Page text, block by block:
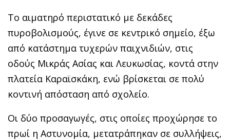
Το αιματηρό περιστατικό με δεκάδες
πυροβολισμούς, έγινε σε κεντρικό σημείο, έξω
από κατάστημα τυχερών παιχνιδιών, στις
οδούς Μικράς Ασίας και Λευκωσίας, κοντά στην
πλατεία Καραϊσκάκη, ενώ βρίσκεται σε πολύ
κοντινή απόσταση από σχολείο.
Οι δύο προσαγωγές, στις οποίες προχώρησε το
πρωί η Αστυνομία, μετατράπηκαν σε συλλήψεις,